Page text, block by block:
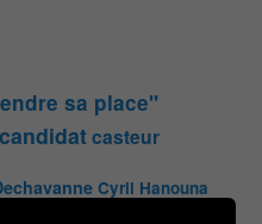
sa place"
candidatcasteur
Cyril Hanouna